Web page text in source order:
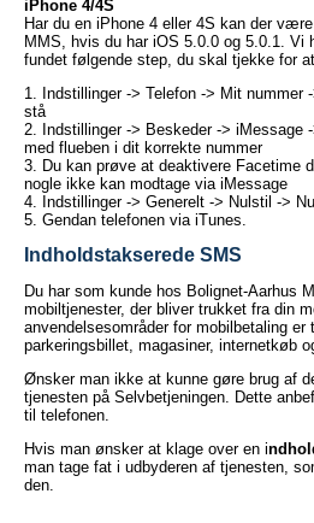
iPhone 4/4S
Har du en iPhone 4 eller 4S kan der
MMS, hvis du har iOS 5.0.0 og 5.0.1. Vi
fundet følgende step, du skal tjekke for
1. Indstillinger -> Telefon -> Mit nummer
stå
2. Indstillinger -> Beskeder -> iMessage
med flueben i dit korrekte nummer
3. Du kan prøve at deaktivere Facetime
nogle ikke kan modtage via iMessage
4. Indstillinger -> Generelt -> Nulstil ->
5. Gendan telefonen via iTunes.
Indholdstakserede SMS
Du har som kunde hos Bolignet-Aarhus
mobiltjenester, der bliver trukket fra din
anvendelsesområder for mobilbetaling er
parkeringsbillet, magasiner, internetkøb
Ønsker man ikke at kunne gøre brug af
tjenesten på Selvbetjeningen. Dette
til telefonen.
Hvis man ønsker at klage over en i
man tage fat i udbyderen af tjenesten,
den.